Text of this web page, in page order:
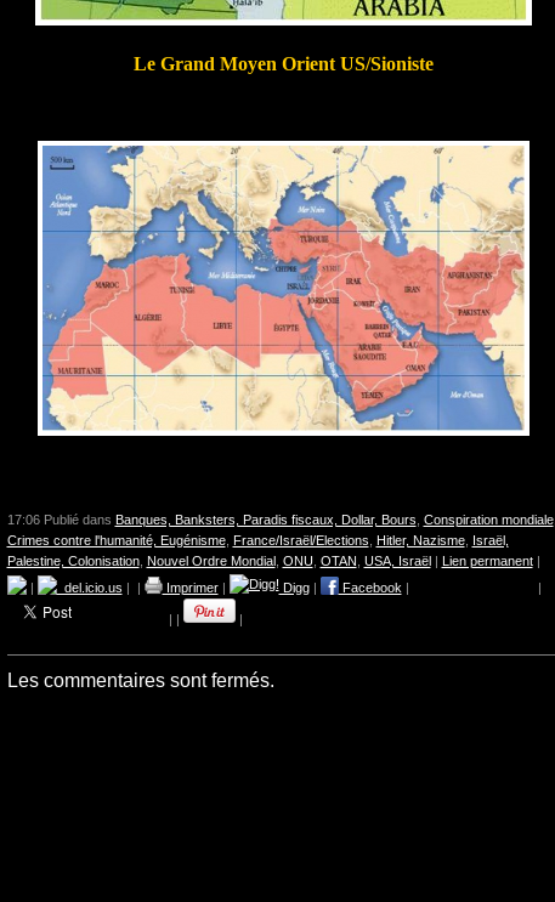
Le Grand Moyen Orient US/Sioniste
17:06 Publié dans Banques, Banksters, Paradis fiscaux, Dollar, Bours Conspiration mondiale,
Crimes contre l'humanité, Eugénisme, France/Israël/Elections Hitler, Nazisme, Israël,
Palestine, Colonisation, Nouvel Ordre Mondial, ONU, OTAN USA, Israël| Lien permanent|
|
del.icio.us | | Imprimer| Digg| Facebook | |
| | |
Les commentaires sont fermés.